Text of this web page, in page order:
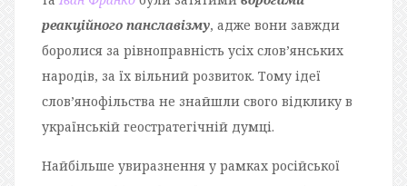
реакційного панславізму, адже вони завжди
боролися за рівноправність усіх слов’янських
народів, за їх вільний розвиток. Тому ідеї
слов’янофільства не знайшли свого відклику в
українській геостратегічній думці.
Найбільше увиразнення у рамках російської